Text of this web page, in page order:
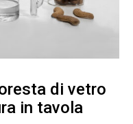
di vetro
in tavola